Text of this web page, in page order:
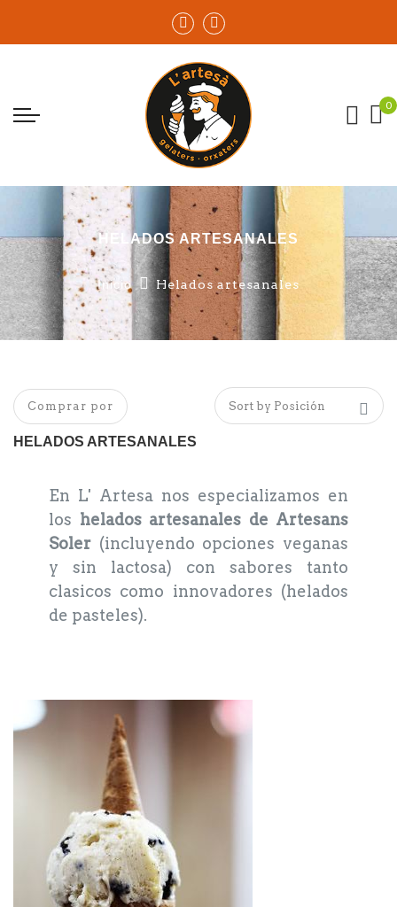
HELADOS ARTESANALES
Inicio Helados artesanales
HELADOS ARTESANALES
En L' Artesa nos especializamos en
los helados artesanales de Artesans
Soler (incluyendo opciones veganas
y sin lactosa) con sabores tanto
clasicos como innovadores (helados
de pasteles).
Comprar por